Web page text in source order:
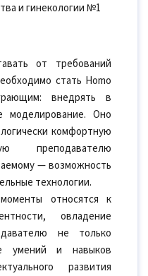
и гинекологии №1
от требований
стать Homo
внедрять в
моделирование. Оно
комфортную
преподавателю
— возможность
технологии.
относятся к
овладение
не только
умений и навыков
развития